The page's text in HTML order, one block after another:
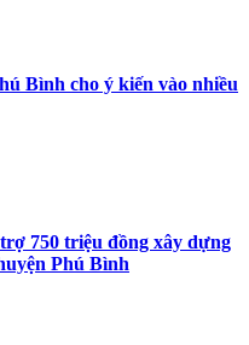
Bình cho ý kiến vào nhiều
750 triệu đồng xây dựng
Phú Bình